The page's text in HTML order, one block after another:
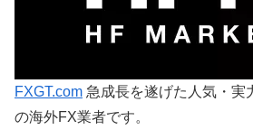
FXGT.com 急成長を遂げた人気・実
の海外FX業者です。